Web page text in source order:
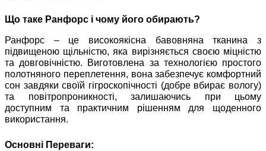
Що таке Ранфорс і чому його обирають?
Ранфорс – це високоякісна бавовняна тканина з
підвищеною щільністю, яка вирізняється своєю міцністю
та довговічністю. Виготовлена за технологією простого
полотняного переплетення, вона забезпечує комфортний
сон завдяки своїй гігроскопічності (добре вбирає вологу)
та повітропроникності, залишаючись при цьому
доступним та практичним рішенням для щоденного
використання.
Основні Переваги: